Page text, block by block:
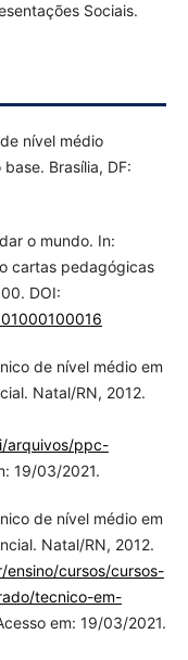
Sociais.
nível médio
Brasília, DF:
o mundo. In:
cartas pedagógicas
DOI:
de nível médio em
Natal/RN, 2012.
arquivos/ppc-
19/03/2021.
de nível médio em
Natal/RN, 2012.
cursos/cursos-
tecnico-em-
em: 19/03/2021.